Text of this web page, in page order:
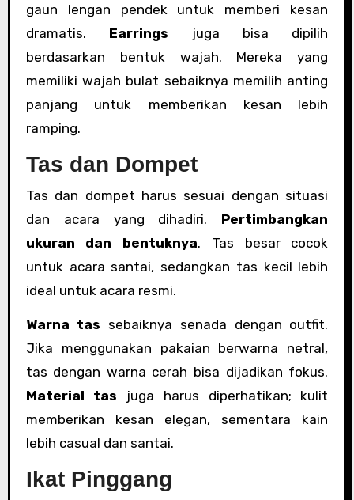
gaun lengan pendek untuk memberi kesan
dramatis. Earrings juga bisa dipilih
berdasarkan bentuk wajah. Mereka yang
memiliki wajah bulat sebaiknya memilih anting
panjang untuk memberikan kesan lebih
ramping.
Tas dan Dompet
Tas dan dompet harus sesuai dengan situasi
dan acara yang dihadiri. Pertimbangkan
ukuran dan bentuknya. Tas besar cocok
untuk acara santai, sedangkan tas kecil lebih
ideal untuk acara resmi.
Warna tas sebaiknya senada dengan outfit.
Jika menggunakan pakaian berwarna netral,
tas dengan warna cerah bisa dijadikan fokus.
Material tas juga harus diperhatikan; kulit
memberikan kesan elegan, sementara kain
lebih casual dan santai.
Ikat Pinggang